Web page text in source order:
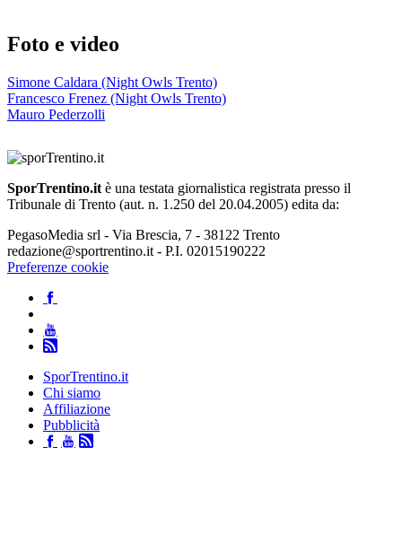
Foto e video
Simone Caldara (Night Owls Trento)
Francesco Frenez (Night Owls Trento)
Mauro Pederzolli
SporTrentino.it è una testata giornalistica registrata presso il
Tribunale di Trento (aut. n. 1.250 del 20.04.2005) edita da:
PegasoMedia srl - Via Brescia, 7 - 38122 Trento
redazione@sportrentino.it - P.I. 02015190222
Preferenze cookie
SporTrentino.it
Chi siamo
Affiliazione
Pubblicità